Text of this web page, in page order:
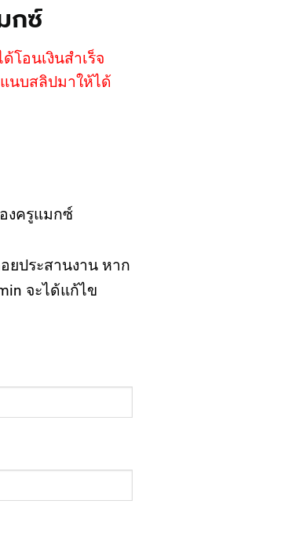
กซ์
โอนเงินสำเร็จ
นบสลิปมาให้ได้
งครูแมกซ์
ยประสานงาน หาก
จะได้แก้ไข